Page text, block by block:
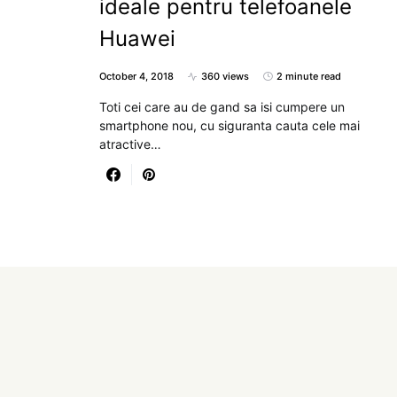
ideale pentru telefoanele
Huawei
October 4, 2018 360 views 2 minute read
Toti cei care au de gand sa isi cumpere un
smartphone nou, cu siguranta cauta cele mai
atractive…